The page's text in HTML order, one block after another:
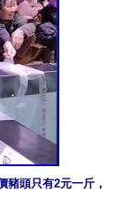
豬頭只有2元一斤，